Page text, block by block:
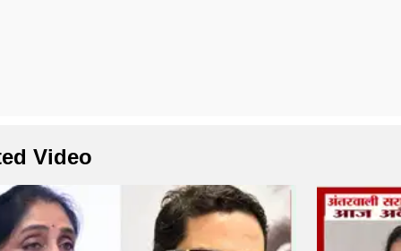
Video